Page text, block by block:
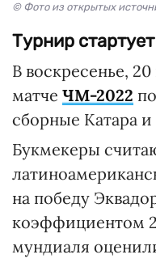
© Фото из открытых
Турнир
В воскресенье,
матче ЧМ-2022
сборные Катара и
Букмекеры
на победу
коэффициентом
мундиаля